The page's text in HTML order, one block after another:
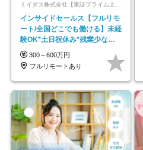
インサイドセールス【フルリモ
ート/全国どこでも働ける】未経
験OK*土日祝休み*残業少なめ*
在宅勤務手当あり
300～600万円
フルリモートあり